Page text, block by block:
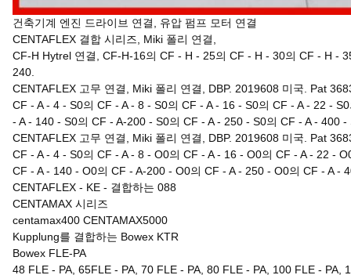
건축기계 엔진 드라이브 연결, 유압 펌프 모터 연결
CENTAFLEX 결합 시리즈, Miki 폴리 연결,
CF-H Hytrel 연결, CF-H-16의 CF - H - 25의 CF - H - 30의 CF - H -
240.
CENTAFLEX 고무 연결, Miki 폴리 연결, DBP. 2019608 미국. Pat
CF - A - 4 - S0의 CF - A - 8 - S0의 CF - A - 16 - S0의 CF - A - 22 -
- A - 140 - S0의 CF - A-200 - S0의 CF - A - 250 - S0의 CF - A - 400 -
CENTAFLEX 고무 연결, Miki 폴리 연결, DBP. 2019608 미국. Pat
CF - A - 4 - S0의 CF - A - 8 - O0의 CF - A - 16 - O0의 CF - A - 22 -
CF - A - 140 - O0의 CF - A-200 - O0의 CF - A - 250 - O0의 CF - A -
CENTAFLEX - KE - 결합하는 088
CENTAMAX 시리즈
centamax400 CENTAMAX5000
Kupplung를 결합하는 Bowex KTR
Bowex FLE-PA
48 FLE - PA, 65FLE - PA, 70 FLE - PA, 80 FLE - PA, 100 FLE - PA,